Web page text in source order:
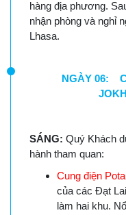
hàng địa phương.
nhận phòng và nghỉ
Lhasa.
NGÀY 06:
SÁNG: Quý Khách
hành tham quan:
Cung điện
của các Đạt
làm hai khu.